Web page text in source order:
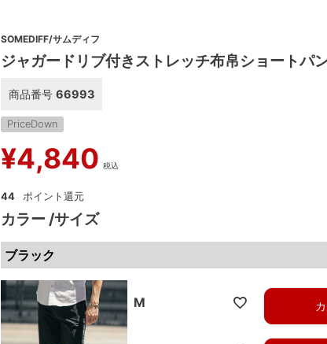
SOMEDIFF/サムディフ
ジャガードリブ付きストレッチ布帛ショートパ
商品番号 66993
PriceDown
¥4,840 税込
44
カラー サイズ
ブラック
M